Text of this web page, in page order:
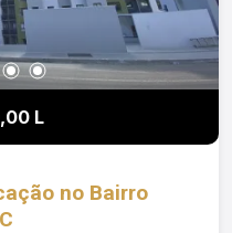
L
no Bairro